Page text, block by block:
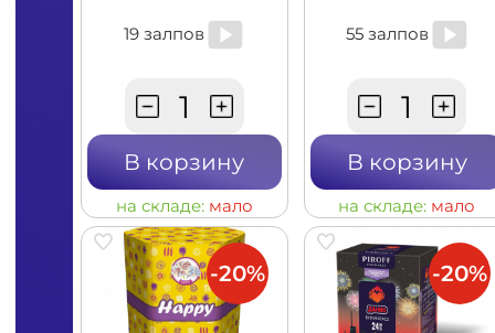
19 залпов
В корзину
на складе: мало
55 залпов
В корзину
на складе: мало
-20% -20%